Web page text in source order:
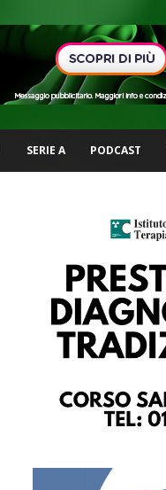
SERIE A PODCAST